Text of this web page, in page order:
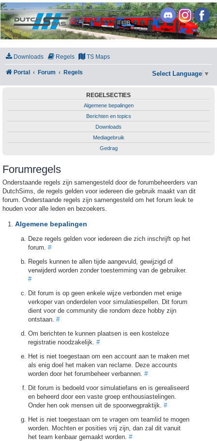
DutchSims
Downloads Regels TS Maps
Portal Forum Regels Select Language ▼
REGELSECTIES
Algemene bepalingen
Berichten en topics
Downloads
Mediagebruik
Gedrag
Forumregels
Onderstaande regels zijn samengesteld door de forumbeheerders van
DutchSims, de regels gelden voor iedereen die gebruik maakt van dit
forum. Onderstaande regels zijn samengesteld om het forum leuk te
houden voor alle leden en bezoekers.
Algemene bepalingen
Deze regels gelden voor iedereen die zich inschrijft op het
forum. #
Regels kunnen te allen tijde aangevuld, gewijzigd of
verwijderd worden zonder toestemming van de gebruiker.
#
Dit forum is op geen enkele wijze verbonden met enige
verkoper van onderdelen voor simulatiespellen. Dit forum
dient voor de community die rondom deze hobby zijn
ontstaan. #
Om berichten te kunnen plaatsen is een kosteloze
registratie noodzakelijk. #
Het is niet toegestaan om een account aan te maken met
als enig doel het maken van reclame. Deze accounts
worden door het forumbeheer verbannen. #
Dit forum is bedoeld voor simulatiefans en is gerealiseerd
en beheerd door een vaste groep enthousiastelingen.
Onder hen ook mensen uit de spoorwegpraktijk. #
Het is niet toegestaan om te vragen om teamlid te mogen
worden. Mochten er posities vrij zijn, dan zal dit vanuit
het team kenbaar gemaakt worden. #